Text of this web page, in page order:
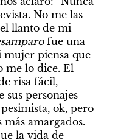
No me las
llanto de mi
fue una
mujer piensa que
me lo dice. El
risa fácil,
sus personajes
ok, pero
amargados.
la vida de